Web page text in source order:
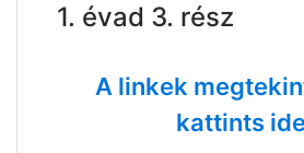
1. évad 3. rész
A linkek
kattints